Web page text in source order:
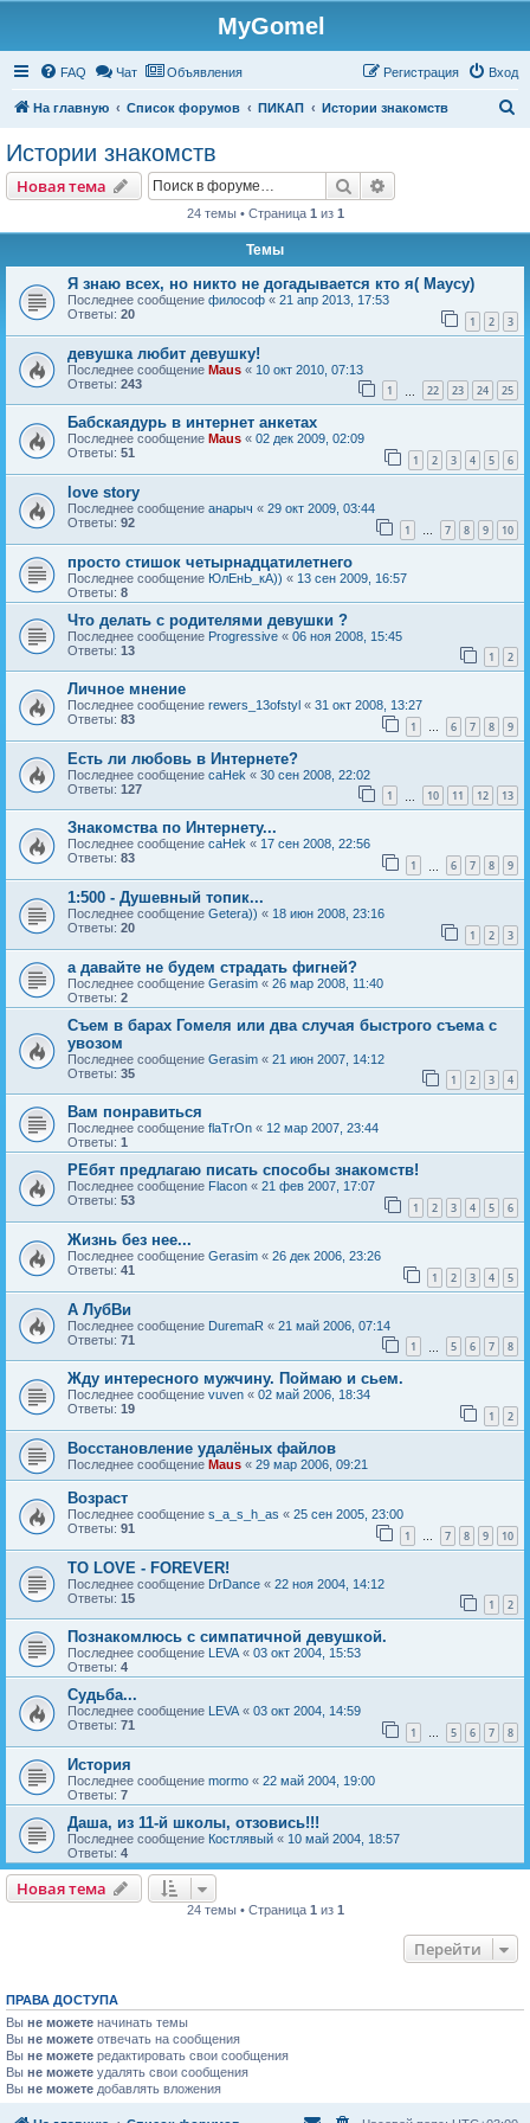
MyGomel
FAQ Чат Объявления Вход
Регистрация
На главную Список форумов ПИКАП Истории знакомств
Истории знакомств
Новая тема
Новаятема Поиск
24 темы • Страница 1 из 1
Темы
Я знаю всех, но никто не догадывается кто я( Маусу)
Последнее сообщение философ « 21 апр 2013, 17:53
Ответы: 20 1 2 3
девушка любит девушку!
Последнее сообщение Maus « 10 окт 2010, 07:13
Ответы: 243 1 22 23 24 25
Бабскаядурь в интернет анкетах
Последнее сообщение Maus « 02 дек 2009, 02:09
Ответы: 51 1 2 3 4 5 6
love story
Последнее сообщение анарыч « 29 окт 2009, 03:44
Ответы: 92 1 … 7 8 9 10
просто стишок четырнадцатилетнего
Последнее сообщение ЮлЕнЬ_кА)) « 13 сен 2009, 16:57
Ответы: 8
Что делать с родителями девушки ?
Последнее сообщение Progressive « 06 ноя 2008, 15:45
Ответы: 13 1 2
Личное мнение
Последнее сообщение rewers_13ofstyl « 31 окт 2008, 13:27
Ответы: 83 1 … 6 7 8 9
Есть ли любовь в Интернете?
Последнее сообщение caHek « 30 сен 2008, 22:02
Ответы: 127 1 10 11 12 13
Знакомства по Интернету...
Последнее сообщение caHek « 17 сен 2008, 22:56
Ответы: 83 1 6 7 8 9
1:500 - Душевный топик...
Последнее сообщение Getera)) « 18 июн 2008, 23:16
Ответы: 20 1 2 3
а давайте не будем страдать фигней?
Последнее сообщение Gerasim « 26 мар 2008, 11:40
Ответы: 2
Съем в барах Гомеля или два случая быстрого съема с
увозом
Последнее сообщение Gerasim « 21 июн 2007, 14:12
Ответы: 35 1 2 3 4
Вам понравиться
Последнее сообщение flaTrOn « 12 мар 2007, 23:44
Ответы: 1
РЕбят предлагаю писать способы знакомств!
Последнее сообщение Flacon « 21 фев 2007, 17:07
Ответы: 53 1 2 3 4 5 6
Жизнь без нее...
Последнее сообщение Gerasim « 26 дек 2006, 23:26
Ответы: 41 1 2 3 4 5
А ЛубВи
Последнее сообщение DuremaR « 21 май 2006, 07:14
Ответы: 71 1 5 6 7 8
Жду интересного мужчину. Поймаю и сьем.
Последнее сообщение vuven « 02 май 2006, 18:34
Ответы: 19 1 2
Восстановление удалёных файлов
Последнее сообщение Maus « 29 мар 2006, 09:21
Возраст
Последнее сообщение s_a_s_h_as « 25 сен 2005, 23:00
Ответы: 91 1 … 7 8 9 10
TO LOVE - FOREVER!
Последнее сообщение DrDance « 22 ноя 2004, 14:12
Ответы: 15 1 2
Познакомлюсь с симпатичной девушкой.
Последнее сообщение LEVA « 03 окт 2004, 15:53
Ответы: 4
Cудьба...
Последнее сообщение LEVA « 03 окт 2004, 14:59
Ответы: 71 1 … 5 6 7 8
История
Последнее сообщение mormo « 22 май 2004, 19:00
Ответы: 7
Даша, из 11-й школы, отзовись!!!
Последнее сообщение Костлявый « 10 май 2004, 18:57
Ответы: 4
Новая тема
Новаятема
24 темы • Страница 1 из 1
Перейти
ПРАВА ДОСТУПА
Вы не можете начинать темы
Вы не можете отвечать на сообщения
Вы не можете редактировать свои сообщения
Вы не можете удалять свои сообщения
Вы не можете добавлять вложения